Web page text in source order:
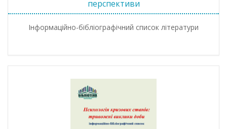
перспективи
Інформаційно-бібліографічний список літератури